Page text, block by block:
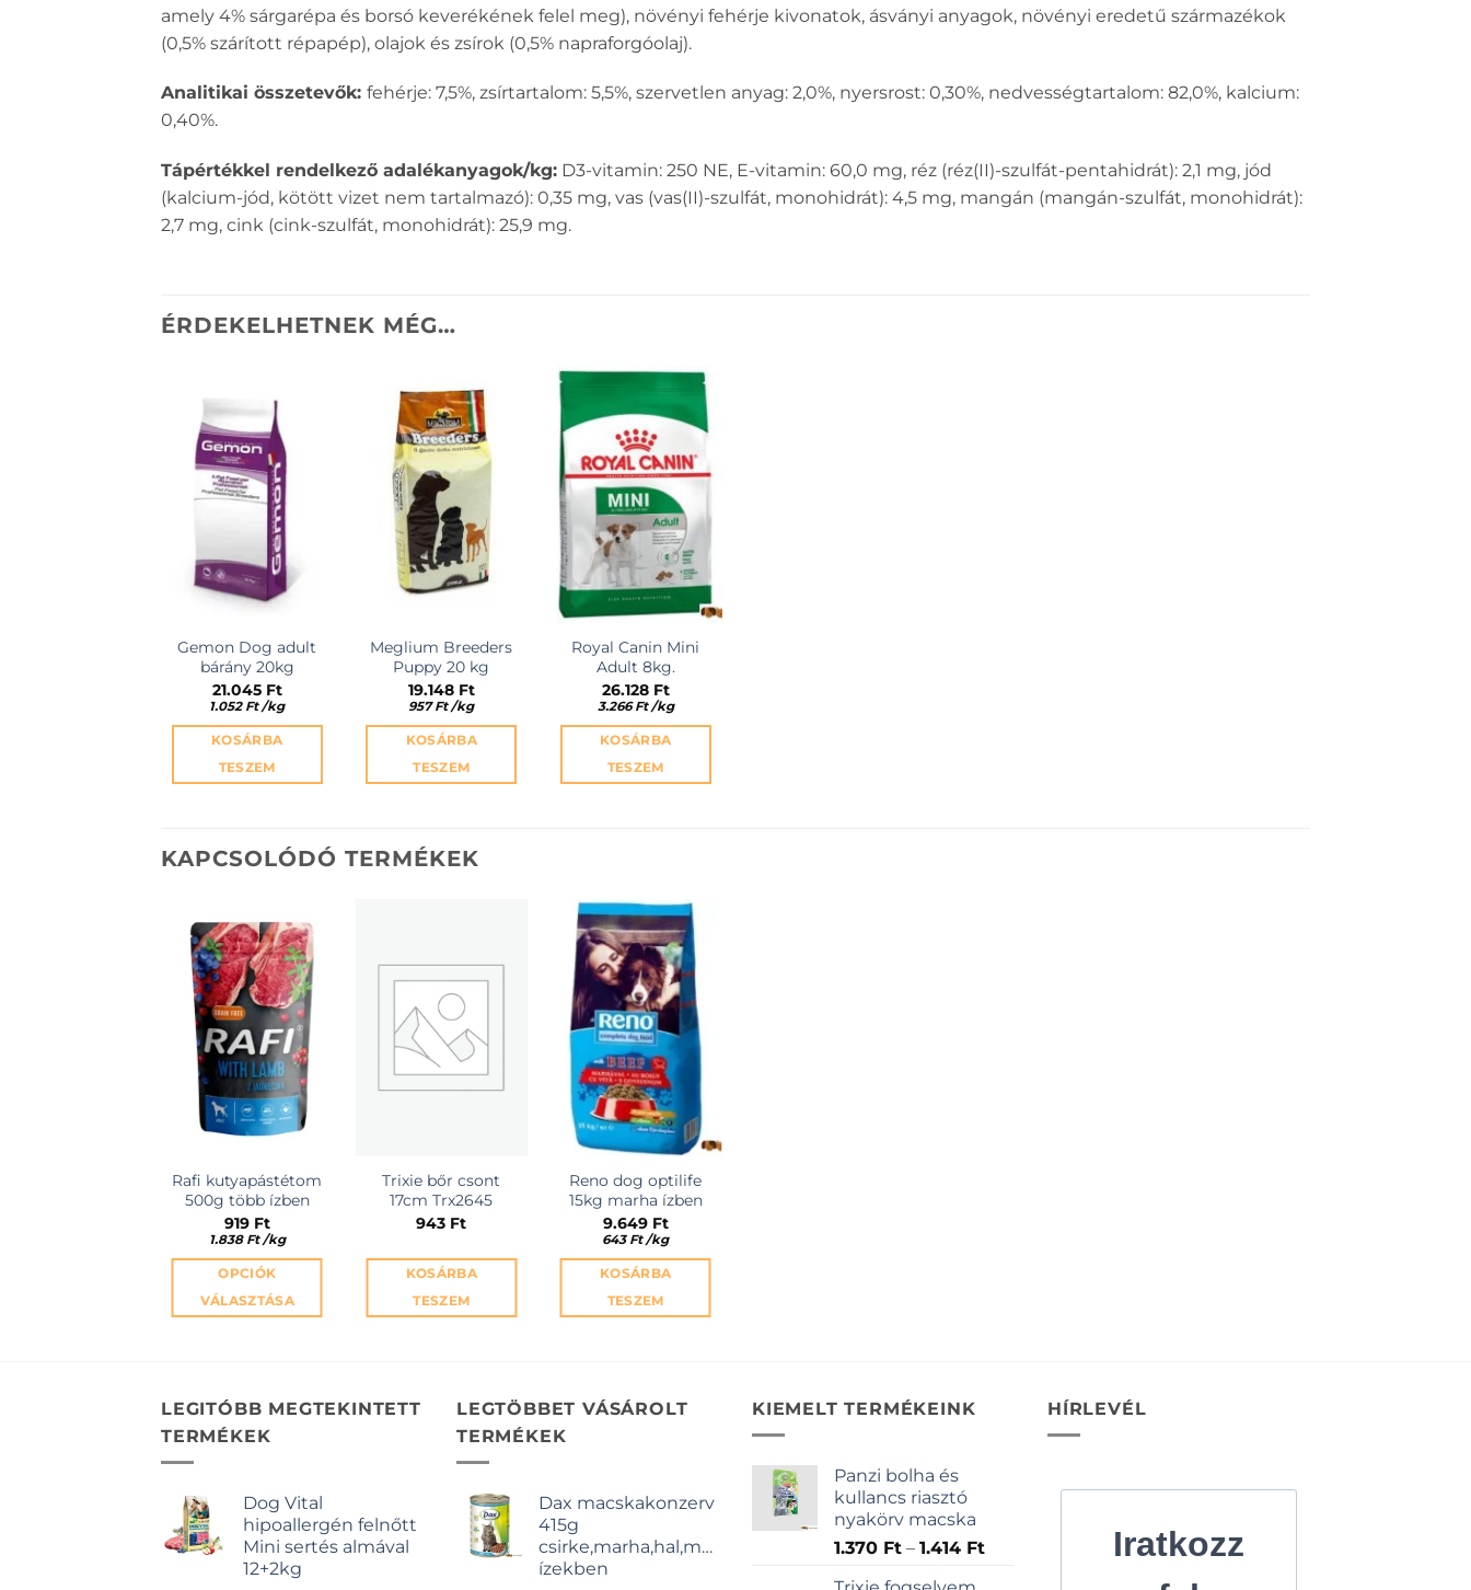
amely 4% sárgarépa és borsó keverékének felel meg), növényi fehérje kivonatok, ásványi anyagok, növényi eredetű származékok
(0,5% szárított répapép), olajok és zsírok (0,5% napraforgóolaj).
Analitikai összetevők: fehérje: 7,5%, zsírtartalom: 5,5%, szervetlen anyag: 2,0%, nyersrost: 0,30%, nedvességtartalom: 82,0%, kalcium:
0,40%.
Tápértékkel rendelkező adalékanyagok/kg: D3-vitamin: 250 NE, E-vitamin: 60,0 mg, réz (réz(II)-szulfát-pentahidrát): 2,1 mg, jód
(kalcium-jód, kötött vizet nem tartalmazó): 0,35 mg, vas (vas(II)-szulfát, monohidrát): 4,5 mg, mangán (mangán-szulfát, monohidrát):
2,7 mg, cink (cink-szulfát, monohidrát): 25,9 mg.
ÉRDEKELHETNEK MÉG…
KEDVENCEKHEZ
Gemon Dog adult
bárány 20kg
21.045 Ft
1.052 Ft /kg
KOSÁRBA
TESZEM
KEDVENCEKHEZ
Meglium Breeders
Puppy 20 kg
19.148 Ft
957Ft /kg
KOSÁRBA
TESZEM
KEDVENCEKHEZ
Royal Canin Mini
Adult 8kg.
26.128 Ft
3.266Ft /kg
KOSÁRBA
TESZEM
KAPCSOLÓDÓ TERMÉKEK
KEDVENCEKHEZ
Rafi kutyapástétom
500g több ízben
919 Ft
1.838 Ft /kg
OPCIÓK
VÁLASZTÁSA
több
variációja
változatok
a
termékoldalon
választhatók
Trixie bőr csont
17cm Trx2645
943 Ft
KOSÁRBA
TESZEM
KEDVENCEKHEZ
Reno dog optilife
15kg marha ízben
9.649 Ft
643 Ft /kg
KOSÁRBA
TESZEM
LEGITÓBB MEGTEKINTETT
TERMÉKEK
Dog Vital
hipoallergén felnőtt
Mini sertés almával
12+2kg
LEGTÖBBET VÁSÁROLT
TERMÉKEK
Dax macskakonzerv
415g
csirke,marha,hal,májas
ízekben
KIEMELT TERMÉKEINK
Panzi bolha és
kullancs riasztó
nyakörv macska
1.370 Ft – 1.414 FtÁrtartomány:
HÍRLEVÉL
Iratkozz